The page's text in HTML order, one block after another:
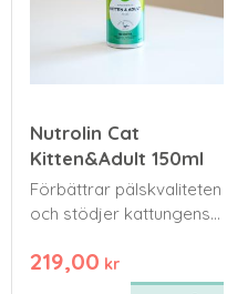
Nutrolin Cat
Kitten&Adult 150ml
​Förbättrar pälskvaliteten
och stödjer kattungens
219,00 kr